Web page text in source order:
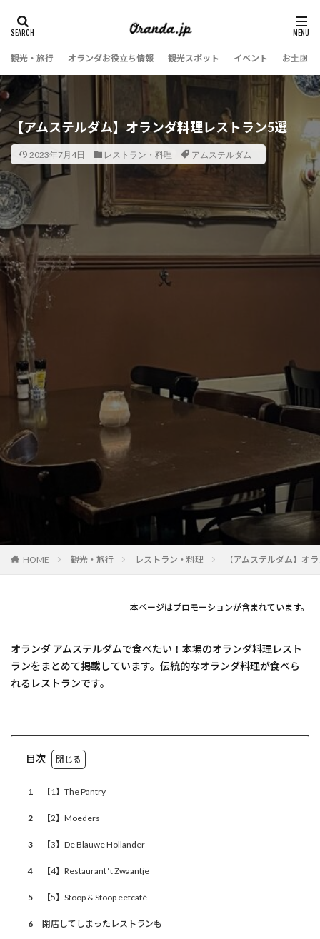
観光・旅行 オランダお役立ち情報 観光スポット イベント お土産・
【アムステルダム】オランダ料理レストラン5選
2023年7月4日 レストラン・料理 アムステルダム
HOME 観光・旅行 レストラン・料理 【アムステルダム】オ
本ページはプロモーションが含まれています。
オランダ アムステルダムで食べたい！本場のオランダ料理レスト
ランをまとめて掲載しています。伝統的なオランダ料理が食べら
れるレストランです。
目次
1 【1】The Pantry
2 【2】Moeders
3 【3】De Blauwe Hollander
4 【4】Restaurant ‘t Zwaantje
5 【5】Stoop & Stoop eetcafé
6 閉店してしまったレストランも